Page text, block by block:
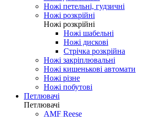
Ножі петельні, гудзичні
Ножі розкрійні
Ножі розкрійні
Ножі шабельні
Ножі дискові
Стрічка розкрійна
Ножі закріплювальні
Ножі кишенькові автомати
Ножі різне
Ножі побутові
Петлювачі
Петлювачі
AMF Reese